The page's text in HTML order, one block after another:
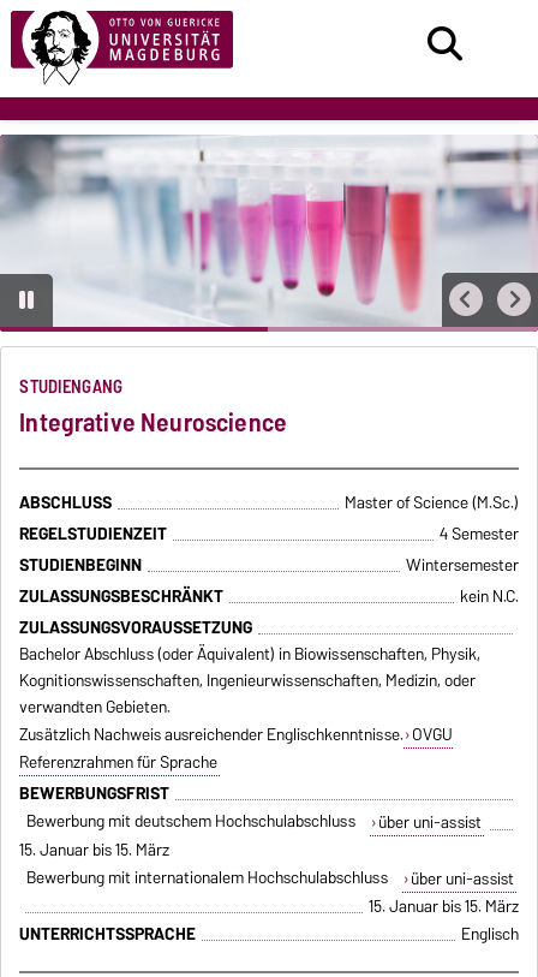
STUDIENGANG
Integrative Neuroscience
ABSCHLUSS
Master of Science (M.Sc.)
REGELSTUDIENZEIT
4 Semester
STUDIENBEGINN
Wintersemester
ZULASSUNGSBESCHRÄNKT
kein N.C.
ZULASSUNGSVORAUSSETZUNG
Bachelor Abschluss (oder Äquivalent) in Biowissenschaften, Physik,
Kognitionswissenschaften, Ingenieurwissenschaften, Medizin, oder
verwandten Gebieten.
Zusätzlich Nachweis ausreichender Englischkenntnisse. OVGU
Referenzrahmen für Sprache
BEWERBUNGSFRIST
Bewerbung mit deutschem Hochschulabschluss
über uni-assist
15. Januar bis 15. März
Bewerbung mit internationalem Hochschulabschluss
über uni-assist
15. Januar bis 15. März
UNTERRICHTSSPRACHE
Englisch